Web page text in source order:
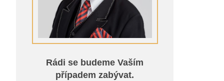
Rádi se budeme Vaším
případem zabývat.